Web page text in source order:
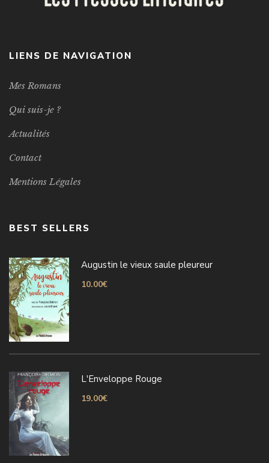
LIENS DE NAVIGATION
Mes Romans
Qui suis-je ?
Actualités
Contact
Mentions Légales
BEST SELLERS
Augustin le vieux saule pleureur
10.00€
L'Enveloppe Rouge
19.00€